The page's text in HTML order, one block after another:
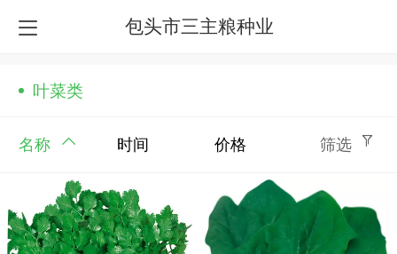
包头市三主粮种业
叶菜类
名称 时间 价格 筛选